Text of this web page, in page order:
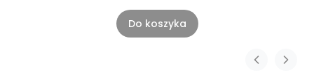
Do koszyka